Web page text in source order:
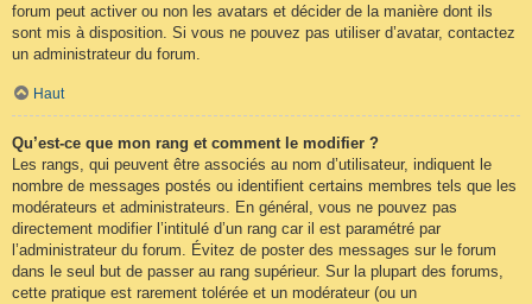
forum peut activer ou non les avatars et décider de la manière dont ils
sont mis à disposition. Si vous ne pouvez pas utiliser d’avatar, contactez
un administrateur du forum.
Haut
Qu’est-ce que mon rang et comment le modifier ?
Les rangs, qui peuvent être associés au nom d’utilisateur, indiquent le
nombre de messages postés ou identifient certains membres tels que les
modérateurs et administrateurs. En général, vous ne pouvez pas
directement modifier l’intitulé d’un rang car il est paramétré par
l’administrateur du forum. Évitez de poster des messages sur le forum
dans le seul but de passer au rang supérieur. Sur la plupart des forums,
cette pratique est rarement tolérée et un modérateur (ou un